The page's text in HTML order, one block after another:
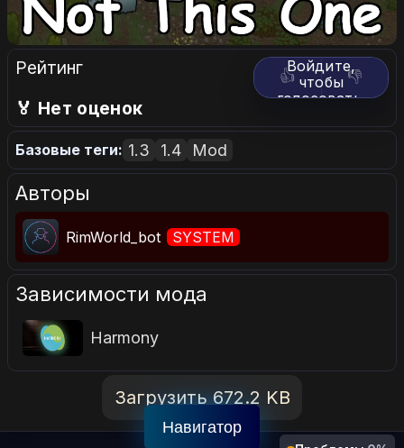
Рейтинг 👍 👎
Войдите,
чтобы
голосовать.
🏅 Нет оценок
Базовые теги: 1.3 1.4 Mod
Авторы
RimWorld_bot SYSTEM
Зависимости мода
Harmony
Загрузить 672.2 KB
Навигатор